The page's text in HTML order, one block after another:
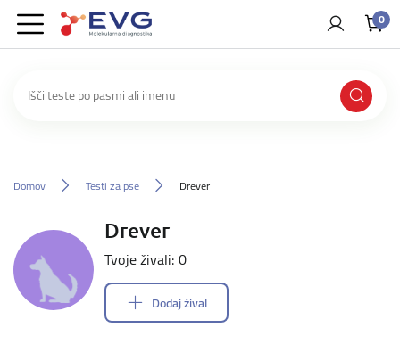
0
Domov Testi za pse Drever
Drever
Tvoje živali: 0
Dodaj žival